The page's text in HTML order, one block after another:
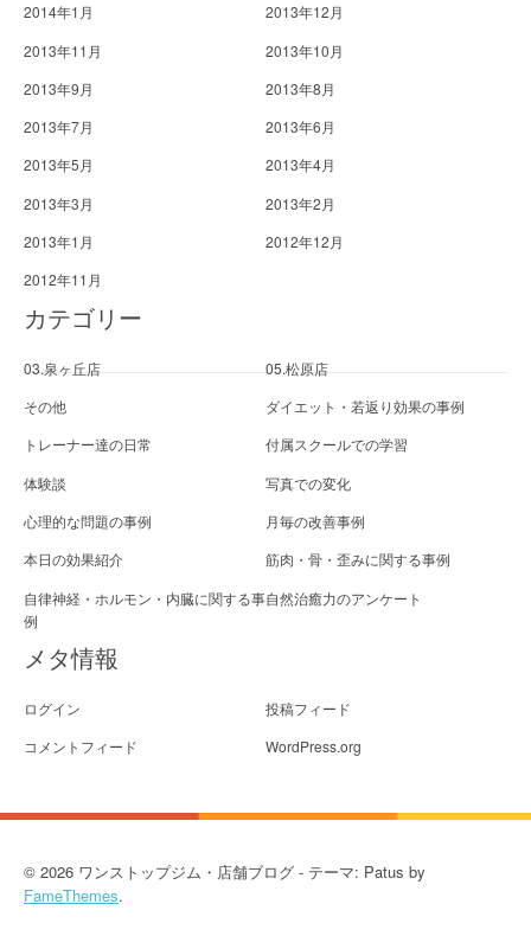
2014年1月
2013年12月
2013年11月
2013年10月
2013年9月
2013年8月
2013年7月
2013年6月
2013年5月
2013年4月
2013年3月
2013年2月
2013年1月
2012年12月
2012年11月
カテゴリー
03.泉ヶ丘店
05.松原店
その他
ダイエット・若返り効果の事例
トレーナー達の日常
付属スクールでの学習
体験談
写真での変化
心理的な問題の事例
月毎の改善事例
本日の効果紹介
筋肉・骨・歪みに関する事例
自律神経・ホルモン・内臓に関する事
例
自然治癒力のアンケート
メタ情報
ログイン
投稿フィード
コメントフィード
WordPress.org
© 2026 ワンストップジム・店舗ブログ - テーマ: Patus by
FameThemes.